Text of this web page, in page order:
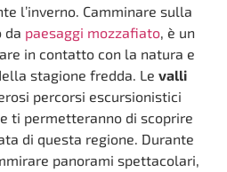
l’inverno. Camminare sulla
da paesaggi mozzafiato, è un
in contatto con la natura e
stagione fredda. Le valli
percorsi escursionistici
ti permetteranno di scoprire
di questa regione. Durante
panorami spettacolari,